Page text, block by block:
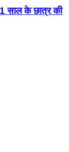
के छात्र की